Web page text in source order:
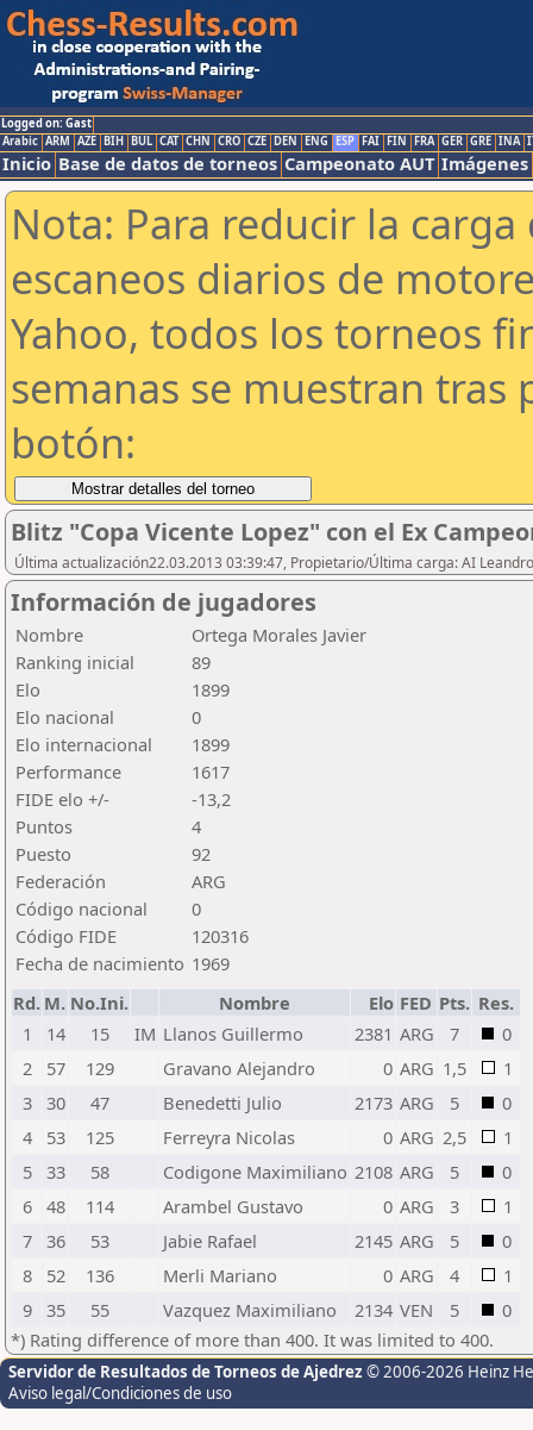
Logged on: Gast
Arabic ARM AZE BIH BUL CAT CHN CRO CZE DEN ENG ESP FAI FIN FRA GER GRE INA
Inicio Base de datos de torneos Campeonato AUT Imágenes
Nota: Para reducir la
escaneos diarios de
Yahoo, todos los torneos
semanas se muestran tras
botón:
Blitz "Copa Vicente Lopez" con el Ex
Última actualización22.03.2013 03:39:47, Propietario/Última carga: AI
Información de jugadores
Nombre
Ortega Morales Javier
Ranking inicial
89
Elo
1899
Elo nacional
0
Elo internacional
1899
Performance
1617
FIDE elo +/-
-13,2
Puntos
4
Puesto
92
Federación
ARG
Código nacional
0
Código FIDE
120316
Fecha de nacimiento 1969
Rd. M. No.Ini. Nombre Elo FED Pts. Res.
1
14 15 IM Llanos Guillermo 2381 ARG 7
0
2
57 129 Gravano Alejandro 0 ARG 1,5
1
3 30 47 Benedetti Julio 2173 ARG 5
0
4
53 125 Ferreyra Nicolas 0 ARG 2,5
1
5 33 58 Codigone Maximiliano 2108 ARG 5
0
6 48 114 Arambel Gustavo 0 ARG 3
1
7 36 53 Jabie Rafael 2145 ARG 5
0
8
52 136 Merli Mariano 0 ARG 4
1
9 35 55 Vazquez Maximiliano 2134 VEN 5
0
*) Rating difference of more than 400. It was limited to 400.
Servidor de Resultados de Torneos de Ajedrez © 2006-2026 Heinz
Aviso legal/Condiciones de uso